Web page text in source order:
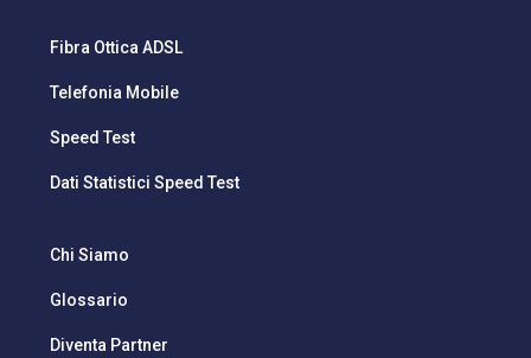
Fibra Ottica ADSL
Telefonia Mobile
Speed Test
Dati Statistici Speed Test
Chi Siamo
Glossario
Diventa Partner